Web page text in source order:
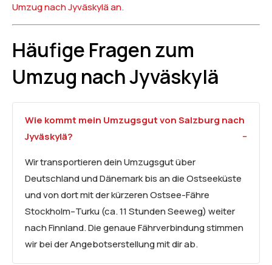
Umzug nach Jyväskylä an.
Häufige Fragen zum
Umzug nach Jyväskylä
Wie kommt mein Umzugsgut von Salzburg nach
Jyväskylä?
Wir transportieren dein Umzugsgut über
Deutschland und Dänemark bis an die Ostseeküste
und von dort mit der kürzeren Ostsee-Fähre
Stockholm–Turku (ca. 11 Stunden Seeweg) weiter
nach Finnland. Die genaue Fährverbindung stimmen
wir bei der Angebotserstellung mit dir ab.